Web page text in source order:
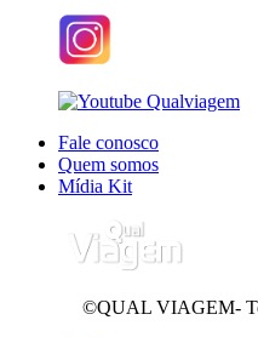
Fale conosco
Quem somos
Mídia Kit
©QUAL VIAGEM-